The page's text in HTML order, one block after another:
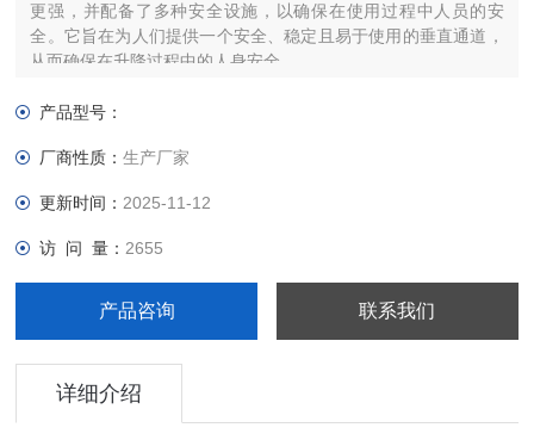
更强，并配备了多种安全设施，以确保在使用过程中人员的安
全。它旨在为人们提供一个安全、稳定且易于使用的垂直通道，
从而确保在升降过程中的人身安全。
产品型号：
厂商性质：生产厂家
更新时间： 2025-11-12
访 问 量： 2655
产品咨询 联系我们
详细介绍